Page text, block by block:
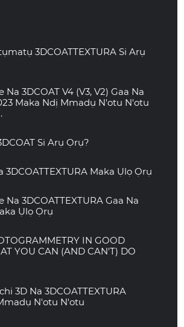
3DCOATTEXTURA Si Arụ
Na 3DCOAT V4 (V3, V2) Gaa Na
Maka Ndị Mmadụ N'otu N'otu
Si Arụ Ọrụ?
3DCOATTEXTURA Maka Ụlọ Ọrụ
Na 3DCOATTEXTURA Gaa Na
Ụlọ Ọrụ
IN GOOD
YOU CAN (AND CAN'T) DO
3D Na 3DCOATTEXTURA
N'otu N'otu